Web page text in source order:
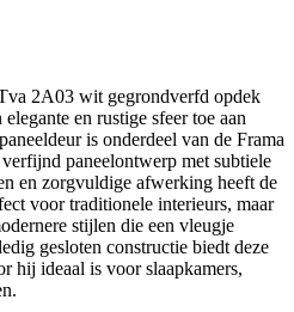
2A03 wit gegrondverfd opdek
en rustige sfeer toe aan
is onderdeel van de Frama
paneelontwerp met subtiele
en zorgvuldige afwerking heeft de
voor traditionele interieurs, maar
stijlen die een vleugje
gesloten constructie biedt deze
hij ideaal is voor slaapkamers,